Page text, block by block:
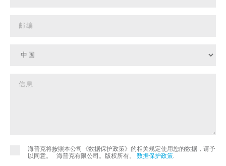
海普克将按照本公司《数据保护政策》的相关规定使用您的数据，请予
以同意。
©
海普克有限公司。版权所有。 数据保护政策